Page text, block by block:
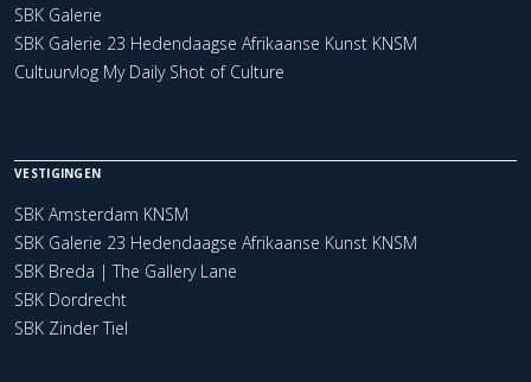
SBK Galerie
SBK Galerie 23 Hedendaagse Afrikaanse Kunst KNSM
Cultuurvlog My Daily Shot of Culture
VESTIGINGEN
SBK Amsterdam KNSM
SBK Galerie 23 Hedendaagse Afrikaanse Kunst KNSM
SBK Breda | The Gallery Lane
SBK Dordrecht
SBK Zinder Tiel